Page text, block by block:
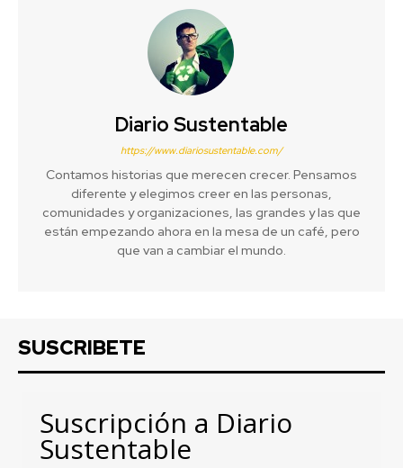
Diario Sustentable
https://www.diariosustentable.com/
Contamos historias que merecen crecer. Pensamos
diferente y elegimos creer en las personas,
comunidades y organizaciones, las grandes y las que
están empezando ahora en la mesa de un café, pero
que van a cambiar el mundo.
SUSCRIBETE
Suscripción a Diario
Sustentable